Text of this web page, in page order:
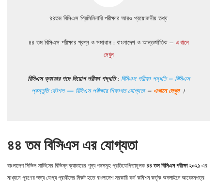
৪৪তম বিসিএস প্রিলিমিনারি পরীক্ষার আরও প্রয়োজনীয় তথ্য
৪৪ তম বিসিএস পরীক্ষার প্রশ্ন ও সমাধান : বাংলাদেশ ও আন্তর্জাতিক – এখানে
দেখুন
বিসিএস ক্যাডার পদে নিয়োগ পরীক্ষা পদ্ধতি: বিসিএস পরীক্ষা পদ্ধতি – বিসিএস
প্রস্তুতি কৌশল — বিসিএস পরীক্ষার শিক্ষাগত যোগ্যতা– এখানে দেখুন।
৪৪ তম বিসিএস এর যোগ্যতা
বাংলাদেশ সিভিল সার্ভিসের বিভিন্ন ক্যাডারের শূন্য পদসমূহ প্রতিযােগিতামূলক ৪৪ তম বিসিএস পরীক্ষা ২০২১ এর
মাধ্যমে পূরণের জন্য যােগ্য প্রার্থীদের নিকট হতে বাংলাদেশ সরকারি কর্ম কমিশন কর্তৃক অনলাইনে আবেদনপত্র